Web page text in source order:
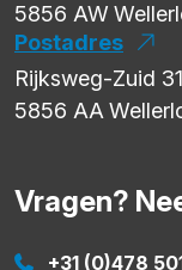
5856 AW
Postadres
Rijksweg-Zuid 31
5856 AA
Vragen?
+31 (0)478